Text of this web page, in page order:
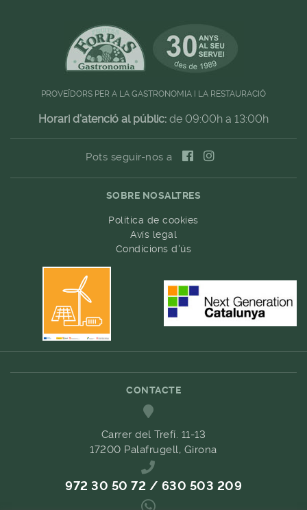
PROVEÏDORS PER A LA GASTRONOMIA I LA RESTAURACIÓ
Horari d'atenció al públic: de 09:00h a 13:00h
Pots seguir-nos a
SOBRE NOSALTRES
Política de cookies
Avís legal
Condicions d'ús
CONTACTE
Carrer del Trefí. 11-13
17200 Palafrugell, Girona
972 30 50 72 / 630 503 209